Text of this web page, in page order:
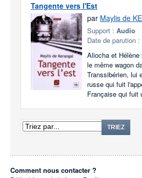
Tangente vers l'Est
par Maylis de
Support : Audio
Date de parution :
Aliocha et
le même wagon
Transsibérien, lui
russe qui fuit
Française qui fuit
TRIEZ
Comment nous contacter ?